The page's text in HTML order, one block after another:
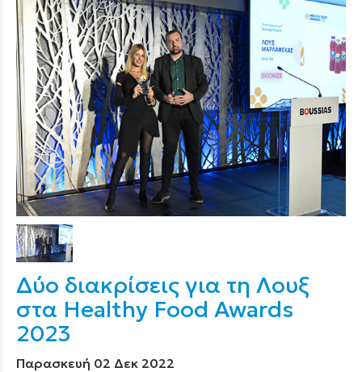
Δύο διακρίσεις για τη Λουξ
στα Healthy Food Awards
2023
Παρασκευή 02 Δεκ 2022